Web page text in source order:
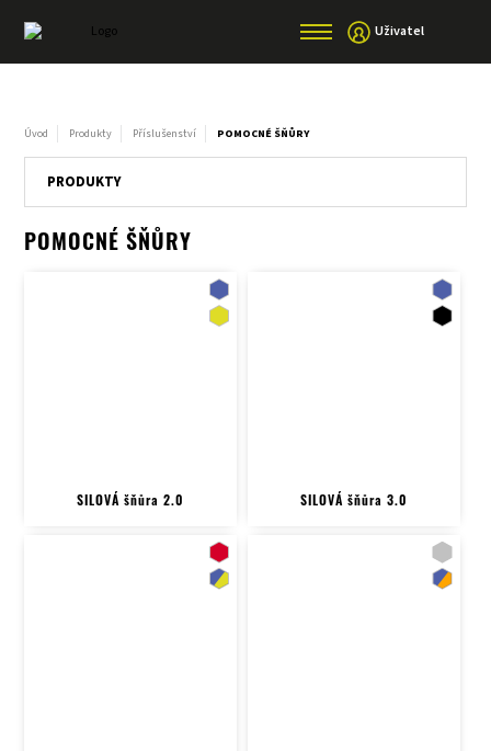
Uživatel
Úvod Produkty Příslušenství POMOCNÉ ŠŇŮRY
PRODUKTY
POMOCNÉ ŠŇŮRY
SILOVÁ šňůra 2.0 SILOVÁ šňůra 3.0